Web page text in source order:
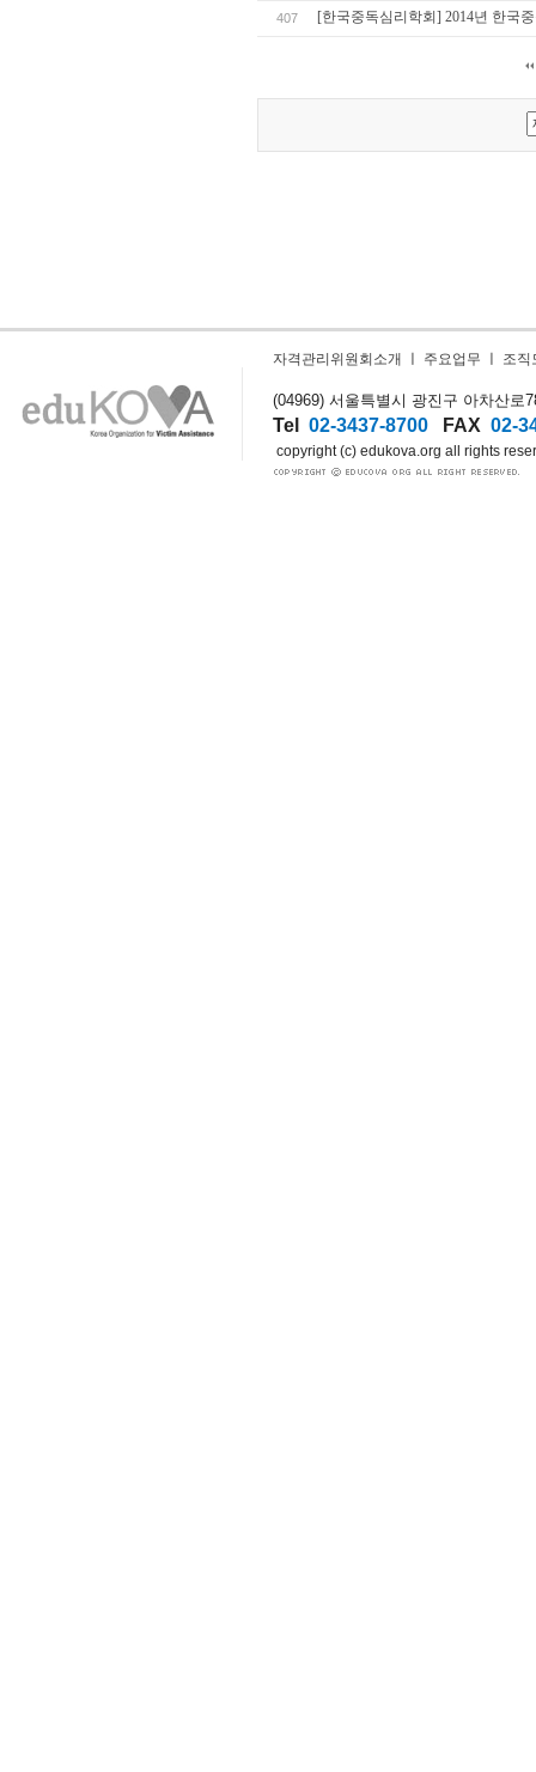
407 [한국중독심리학회] 2014년 한국
자격관리위원회소개 주요업무 조직
(04969) 서울특별시 광진구 아차산로
Tel 02-3437-8700 FAX 02-
copyright (c) edukova.org all rights